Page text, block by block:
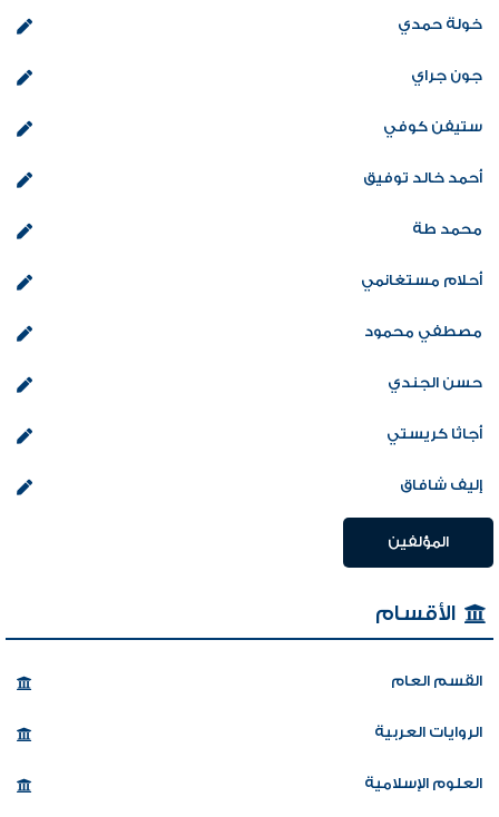
خولة حمدي
جون جراي
ستيفن كوفي
أحمد خالد توفيق
محمد طة
أحلام مستغانمي
مصطفي محمود
حسن الجندي
أجاثا كريستي
إليف شافاق
المؤلفين
الأقسام
القسم العام
الروايات العربية
العلوم الإسلامية